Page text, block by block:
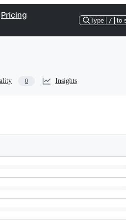
Pricing
Type / to
0 Insights